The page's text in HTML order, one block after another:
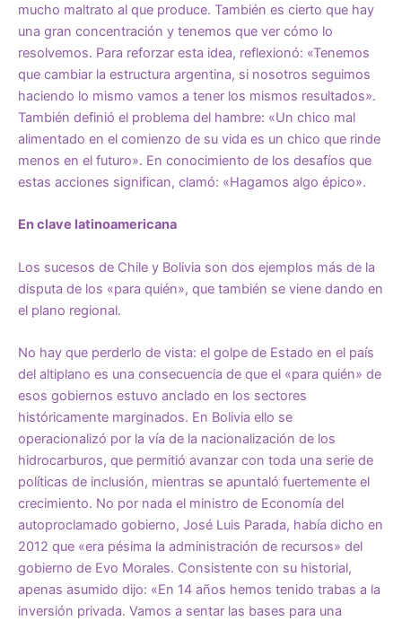
mucho maltrato al que produce. También es cierto que hay
una gran concentración y tenemos que ver cómo lo
resolvemos. Para reforzar esta idea, reflexionó: «Tenemos
que cambiar la estructura argentina, si nosotros seguimos
haciendo lo mismo vamos a tener los mismos resultados».
También definió el problema del hambre: «Un chico mal
alimentado en el comienzo de su vida es un chico que rinde
menos en el futuro». En conocimiento de los desafíos que
estas acciones significan, clamó: «Hagamos algo épico».
En clave latinoamericana
Los sucesos de Chile y Bolivia son dos ejemplos más de la
disputa de los «para quién», que también se viene dando en
el plano regional.
No hay que perderlo de vista: el golpe de Estado en el país
del altiplano es una consecuencia de que el «para quién» de
esos gobiernos estuvo anclado en los sectores
históricamente marginados. En Bolivia ello se
operacionalizó por la vía de la nacionalización de los
hidrocarburos, que permitió avanzar con toda una serie de
políticas de inclusión, mientras se apuntaló fuertemente el
crecimiento. No por nada el ministro de Economía del
autoproclamado gobierno, José Luis Parada, había dicho en
2012 que «era pésima la administración de recursos» del
gobierno de Evo Morales. Consistente con su historial,
apenas asumido dijo: «En 14 años hemos tenido trabas a la
inversión privada. Vamos a sentar las bases para una